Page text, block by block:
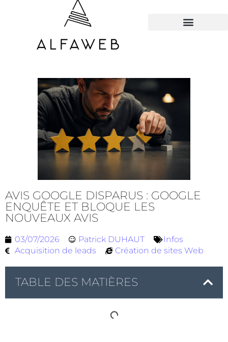
AVIS GOOGLE DISPARUS : GOOGLE
ENQUÊTE ET BLOQUE LES
NOUVEAUX AVIS
03/07/2026 Patrick DUHAUT
Infos
Acquisition de leads
Création de sites Web
TABLE DES MATIÈRES